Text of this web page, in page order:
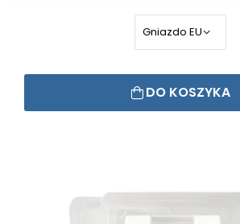
DO KOSZYKA